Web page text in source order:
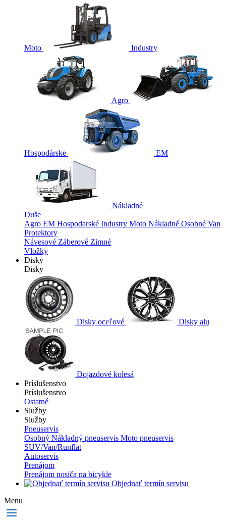
Moto Industry
Agro
Hospodárske EM
Nákladné
Duše
Agro EM Hospodarské Industry Moto Nákladné Osobné Van
Protektory
Návesové Záberové Zimné
Vložky
Disky
Disky
Disky oceľové Disky alu
Dojazdové kolesá
Príslušenstvo
Príslušenstvo
Ostatné
Služby
Služby
Pneuservis
Osobný Nákladný pneuservis Moto pneuservis
SUV/Van/Runflat
Autoservis
Prenájom
Prenájom nosiča na bicykle
Objednať termín servisu
Menu